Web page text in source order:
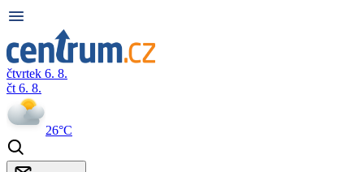
čtvrtek 6. 8.
čt 6. 8.
26°C